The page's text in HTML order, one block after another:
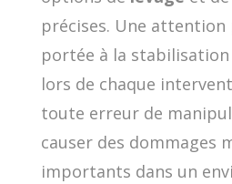
précises. Une
portée à la
lors de chaque
toute erreur de
causer des dommages
importants dans un